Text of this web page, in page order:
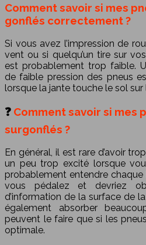
Comment savoir si mes
gonflés correctement ?
Si vous avez l’impression de
vent ou si quelqu’un tire sur
est probablement trop faible.
de faible pression des pneus
lorsque la jante touche le sol sur
❓ Comment savoir si mes
surgonflés ?
En général, il est rare d’avoir
un peu trop excité lorsque
probablement entendre
vous pédalez et devriez
d’information de la surface de
également absorber
peuvent le faire que si les
optimale.